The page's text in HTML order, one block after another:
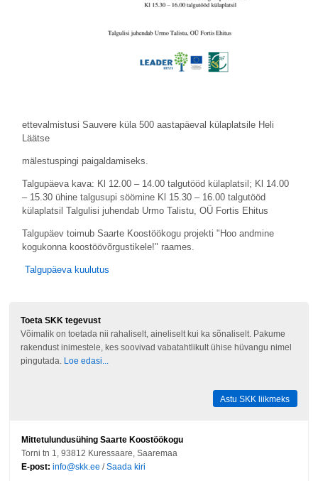
ettevalmistusi Sauvere küla 500 aastapäeval külaplatsile Heli
Läätse
mälestuspingi paigaldamiseks.
Talgupäeva kava: Kl 12.00 – 14.00 talgutööd külaplatsil; Kl 14.00
– 15.30 ühine talgusupi söömine Kl 15.30 – 16.00 talgutööd
külaplatsil Talgulisi juhendab Urmo Talistu, OÜ Fortis Ehitus
Talgupäev toimub Saarte Koostöökogu projekti "Hoo andmine
kogukonna koostöövõrgustikele!" raames.
Talgupäeva kuulutus
Toeta SKK tegevust
Võimalik on toetada nii rahaliselt, aineliselt kui ka sõnaliselt. Pakume
rakendust inimestele, kes soovivad vabatahtlikult ühise hüvangu nimel
pingutada. Loe edasi...
Astu SKK liikmeks
Mittetulundusühing Saarte Koostöökogu
Torni tn 1, 93812 Kuressaare, Saaremaa
E-post: info@skk.ee /Saada kiri